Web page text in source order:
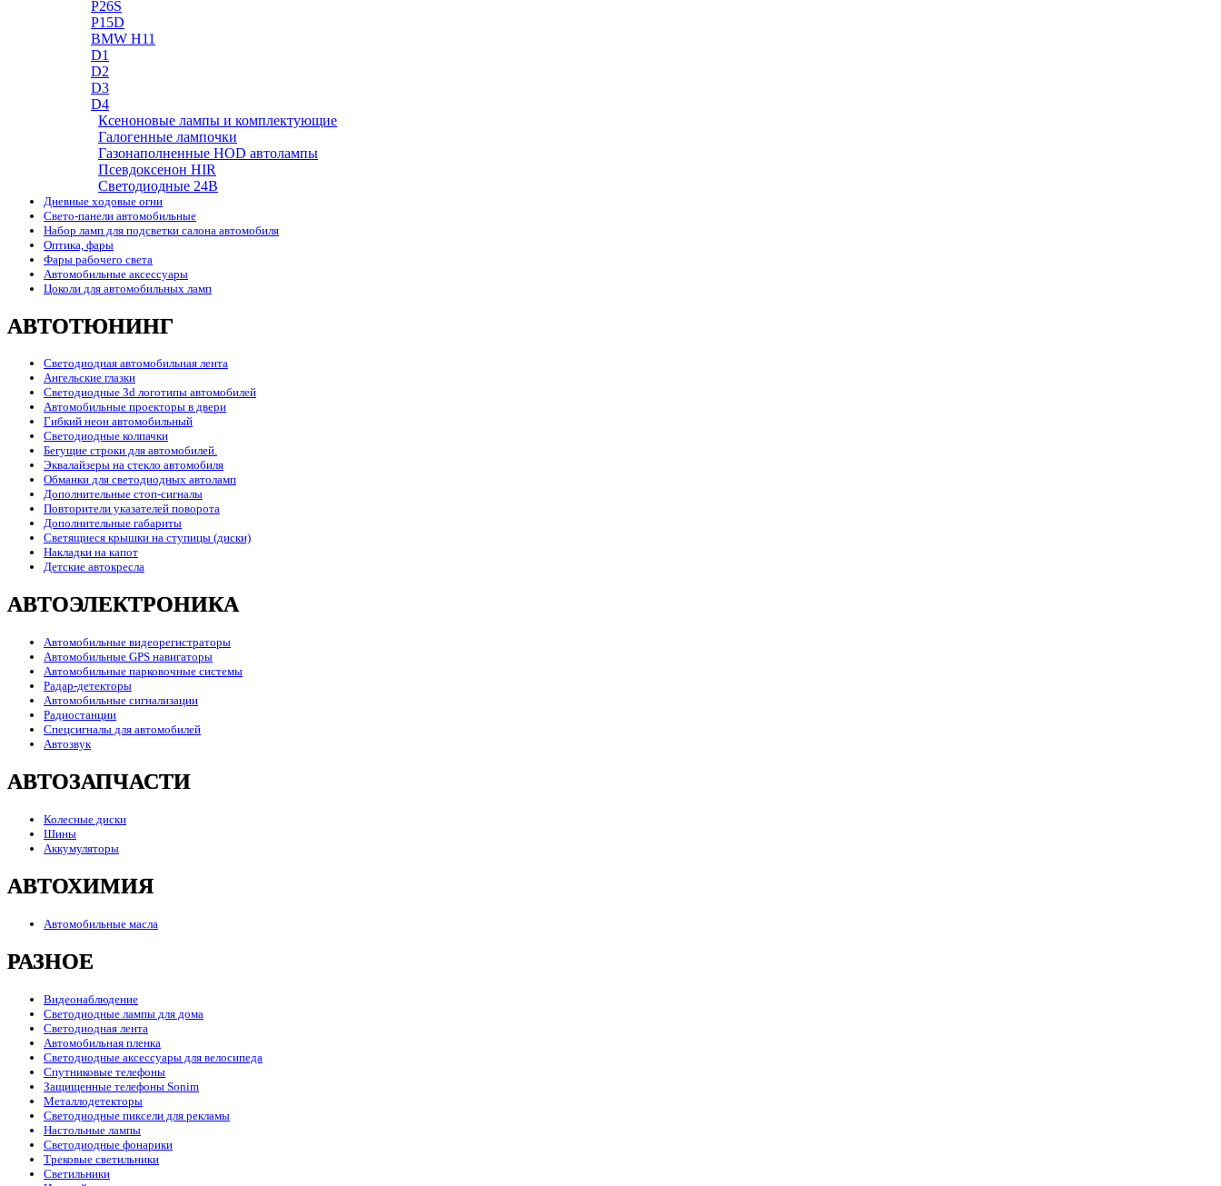
P26S
P15D
BMW H11
D1
D2
D3
D4
Ксеноновые лампы и комплектующие
Галогенные лампочки
Газонаполненные HOD автолампы
Псевдоксенон HIR
Cветодиодные 24B
Дневные ходовые огни
Свето-панели автомобильные
Набор ламп для подсветки салона автомобиля
Оптика, фары
Фары рабочего света
Автомобильные аксессуары
Цоколи для автомобильных ламп
АВТОТЮНИНГ
Светодиодная автомобильная лента
Ангельские глазки
Светодиодные 3d логотипы автомобилей
Автомобильные проекторы в двери
Гибкий неон автомобильный
Светодиодные колпачки
Бегущие строки для автомобилей.
Эквалайзеры на стекло автомобиля
Обманки для светодиодных автоламп
Дополнительные стоп-сигналы
Повторители указателей поворота
Дополнительные габариты
Светящиеся крышки на ступицы (диски)
Накладки на капот
Детские автокресла
АВТОЭЛЕКТРОНИКА
Автомобильные видеорегистраторы
Автомобильные GPS навигаторы
Автомобильные парковочные системы
Радар-детекторы
Автомобильные сигнализации
Радиостанции
Спецсигналы для автомобилей
Автозвук
АВТОЗАПЧАСТИ
Колесные диски
Шины
Аккумуляторы
АВТОХИМИЯ
Автомобильные масла
РАЗНОЕ
Видеонаблюдение
Светодиодные лампы для дома
Светодиодная лента
Автомобильная пленка
Светодиодные аксессуары для велосипеда
Спутниковые телефоны
Защищенные телефоны Sonim
Металлодетекторы
Светодиодные пиксели для рекламы
Настольные лампы
Светодиодные фонарики
Трековые светильники
Светильники